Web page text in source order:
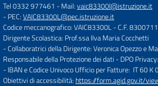
Tel 0332 977461 - Mail:vaic83300l@istruzione.it
- PEC:VAIC83300L@pec.istruzione.it
Codice meccanografico: VAIC83300L- C.F.
Dirigente Scolastica: Prof.ssa Ilva Maria Cocchetti
- Collaboratrici della Dirigente: Veronica Opezzo e
Responsabile della Protezione dei dati - DPO
- IBAN e Codice Univoco Ufficio per Fatture: IT 60
Obiettivi di accessibilità: https://form.agid.gov.it/